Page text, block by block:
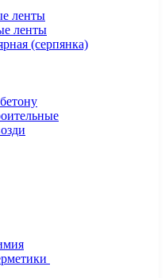
ленты
ленты
(серпянка)